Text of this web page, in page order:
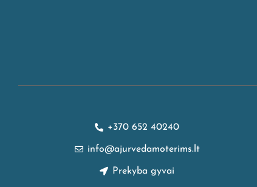
+370 652 40240
info@ajurvedamoterims.lt
Prekyba gyvai